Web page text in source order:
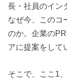
長・社員のイン
なぜ今、このコ
のか。企業の
アに提案をして
そこで、ここ1